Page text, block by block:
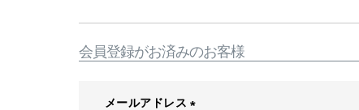
会員登録がお済みのお客様
メールアドレス